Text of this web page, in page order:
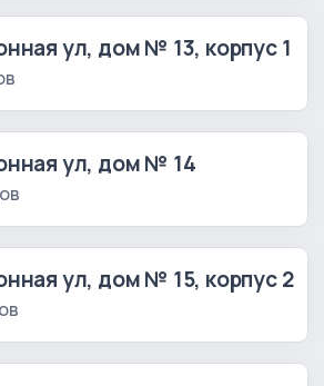
ул, дом № 13, корпус 1
ул, дом № 14
ул, дом № 15, корпус 2